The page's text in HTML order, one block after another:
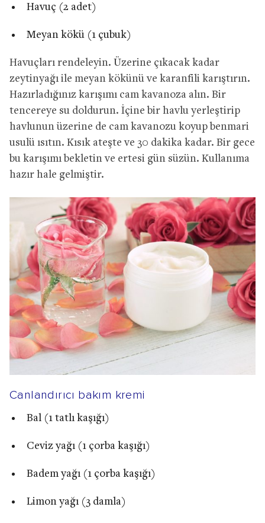
Havuç (2 adet)
Meyan kökü (1 çubuk)
Havuçları rendeleyin. Üzerine çıkacak kadar
zeytinyağı ile meyan kökünü ve karanfili karıştırın.
Hazırladığınız karışımı cam kavanoza alın. Bir
tencereye su doldurun. İçine bir havlu yerleştirip
havlunun üzerine de cam kavanozu koyup benmari
usulü ısıtın. Kısık ateşte ve 30 dakika kadar. Bir gece
bu karışımı bekletin ve ertesi gün süzün. Kullanıma
hazır hale gelmiştir.
Canlandırıcı bakım kremi
Bal (1 tatlı kaşığı)
Ceviz yağı (1 çorba kaşığı)
Badem yağı (1 çorba kaşığı)
Limon yağı (3 damla)